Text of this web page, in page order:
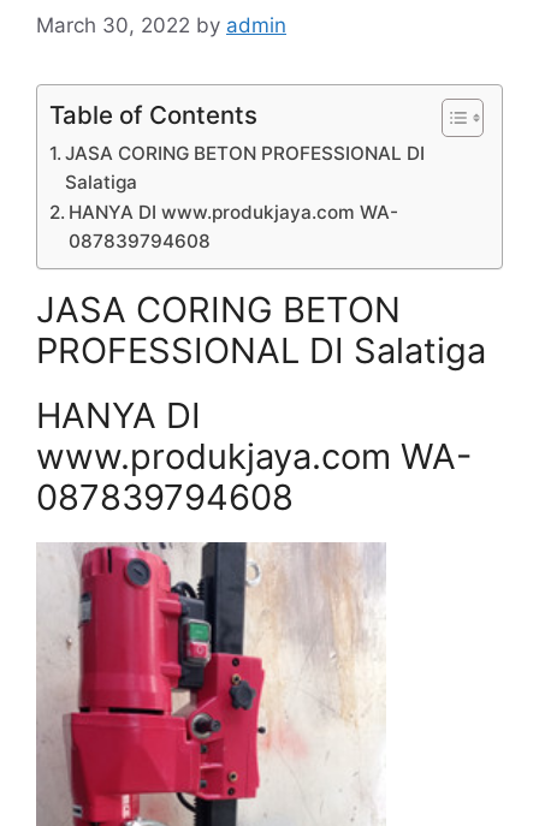
March 30, 2022 by admin
Table of Contents
JASA CORING BETON PROFESSIONAL DI
Salatiga
HANYA DI www.produkjaya.com WA-
087839794608
JASA CORING BETON
PROFESSIONAL DI Salatiga
HANYA DI
www.produkjaya.com WA-
087839794608